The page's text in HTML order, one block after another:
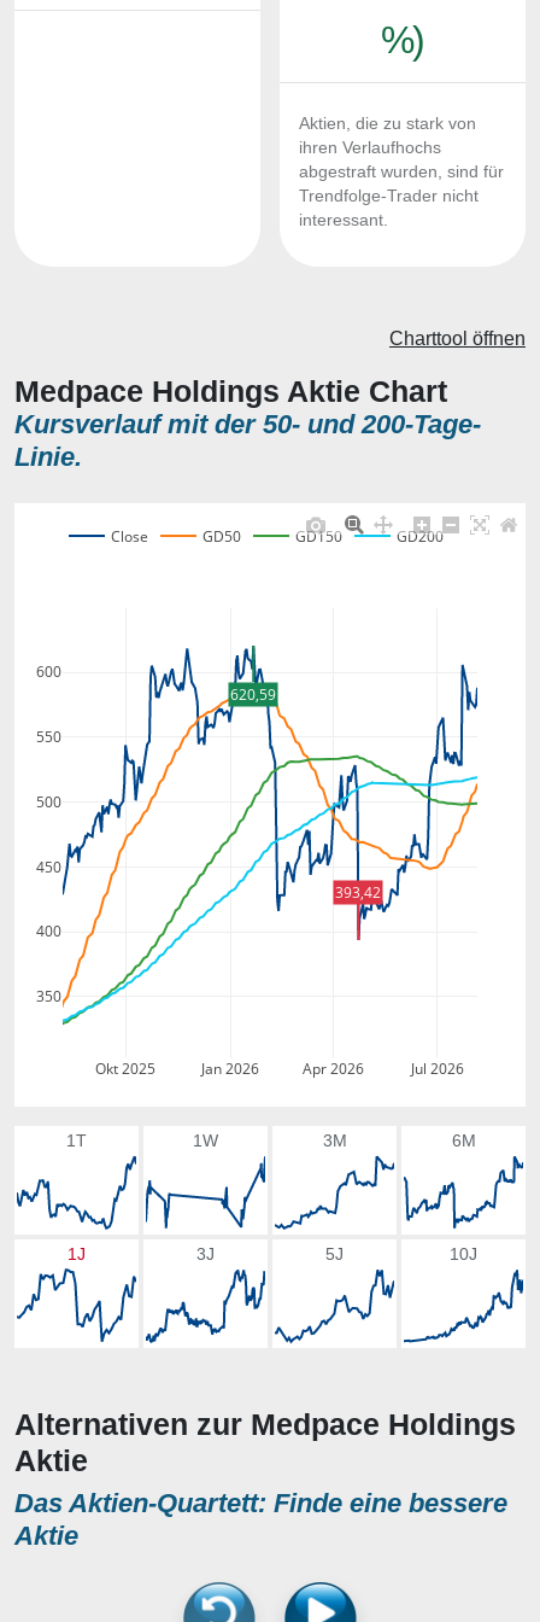
%)
Aktien, die zu stark von
ihren Verlaufhochs
abgestraft wurden, sind für
Trendfolge-Trader nicht
interessant.
Medpace Holdings Aktie Chart
Kursverlauf mit der 50- und 200-Tage-
Linie.
Charttool öffnen
Okt 2025 Jan 2026 Apr 2026 Jul 2026
350
400
450
500
550
600
Close GD50 GD150 GD200
620,59
393,42
1T 1W 3M 6M
1J 3J 5J 10J
Alternativen zur Medpace Holdings
Aktie
Das Aktien-Quartett: Finde eine bessere
Aktie